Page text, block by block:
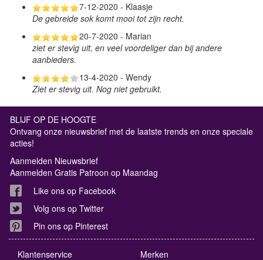
7-12-2020 - Klaasje
De gebreide sok komt mooi tot zijn recht.
20-7-2020 - Marian
ziet er stevig uit, en veel voordeliger dan bij andere
aanbieders.
13-4-2020 - Wendy
Ziet er stevig uit. Nog niet gebruikt.
BLIJF OP DE HOOGTE
Ontvang onze nieuwsbrief met de laatste trends en onze speciale
acties!
Aanmelden Nieuwsbrief
Aanmelden Gratis Patroon op Maandag
Like ons op Facebook
Volg ons op Twitter
Pin ons op Pinterest
Klantenservice
Merken